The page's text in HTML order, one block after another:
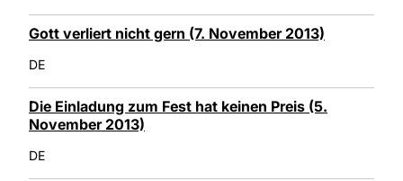
Gott verliert nicht gern (7. November 2013)
DE
Die Einladung zum Fest hat keinen Preis (5.
November 2013)
DE